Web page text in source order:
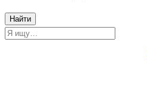
Найти